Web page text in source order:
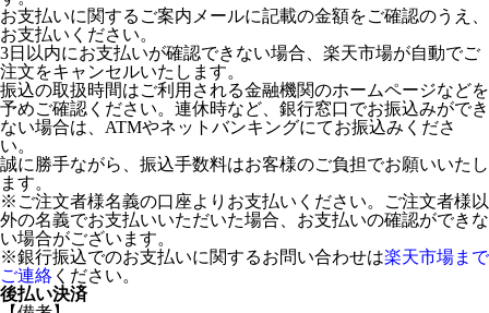
お支払いに関するご案内メールに記載の金額をご確認のうえ、
お支払いください。
3日以内にお支払いが確認できない場合、楽天市場が自動でご
注文をキャンセルいたします。
振込の取扱時間はご利用される金融機関のホームページなどを
予めご確認ください。連休時など、銀行窓口でお振込みができ
ない場合は、ATMやネットバンキングにてお振込みくださ
い。
誠に勝手ながら、振込手数料はお客様のご負担でお願いいたし
ます。
※ご注文者様名義の口座よりお支払いください。ご注文者様以
外の名義でお支払いいただいた場合、お支払いの確認ができな
い場合がございます。
※銀行振込でのお支払いに関するお問い合わせは楽天市場まで
ご連絡 ください。
後払い決済